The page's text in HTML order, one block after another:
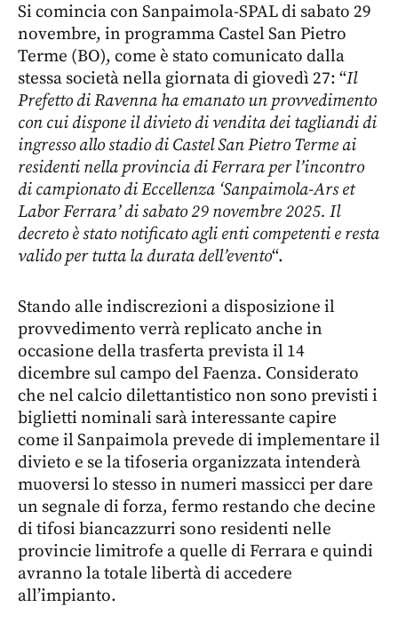
Si comincia con Sanpaimola-SPAL di sabato 29
novembre, in programma Castel San Pietro
Terme (BO), come è stato comunicato dalla
stessa società nella giornata di giovedì 27: “Il
Prefetto di Ravenna ha emanato un provvedimento
con cui dispone il divieto di vendita dei tagliandi di
ingresso allo stadio di Castel San Pietro Terme ai
residenti nella provincia di Ferrara per l’incontro
di campionato di Eccellenza ‘Sanpaimola-Ars et
Labor Ferrara’ di sabato 29 novembre 2025. Il
decreto è stato notificato agli enti competenti e resta
valido per tutta la durata dell’evento“.
Stando alle indiscrezioni a disposizione il
provvedimento verrà replicato anche in
occasione della trasferta prevista il 14
dicembre sul campo del Faenza. Considerato
che nel calcio dilettantistico non sono previsti i
biglietti nominali sarà interessante capire
come il Sanpaimola prevede di implementare il
divieto e se la tifoseria organizzata intenderà
muoversi lo stesso in numeri massicci per dare
un segnale di forza, fermo restando che decine
di tifosi biancazzurri sono residenti nelle
provincie limitrofe a quelle di Ferrara e quindi
avranno la totale libertà di accedere
all’impianto.